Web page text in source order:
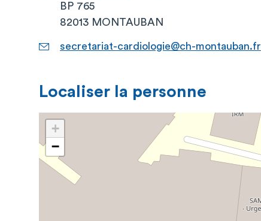
BP 765
82013 MONTAUBAN
secretariat-cardiologie@ch-montauban.fr
Localiser la personne
+
−